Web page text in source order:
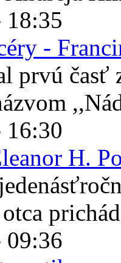
18:35
-
prvú časť
16:30
H.
09:36